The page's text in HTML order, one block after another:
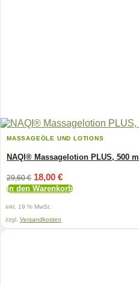
MASSAGEÖLE UND LOTIONS
NAQI® Massagelotion PLUS, 500 ml
29,60€ Ursprünglicher
Preis
war:
29,60 €
18,00 €Aktueller
Preis
ist:
In den Warenkorb
inkl. 19 % MwSt.
zzgl. Versandkosten